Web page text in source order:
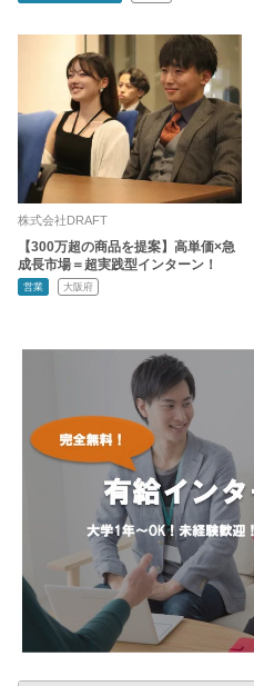
株式会社DRAFT
【300万超の商品を提案】高単価×急
成長市場＝超実践型インターン！
営業 大阪府